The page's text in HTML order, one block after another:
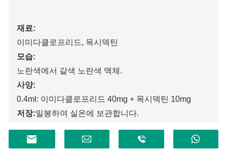
재료:
이미다클로프리드, 목시덱틴
모습:
노란색에서 갈색 노란색 액체.
사양:
0.4ml: 이미다클로프리드 40mg + 목시덱틴 10mg
저장:밀봉하여 실온에 보관합니다.